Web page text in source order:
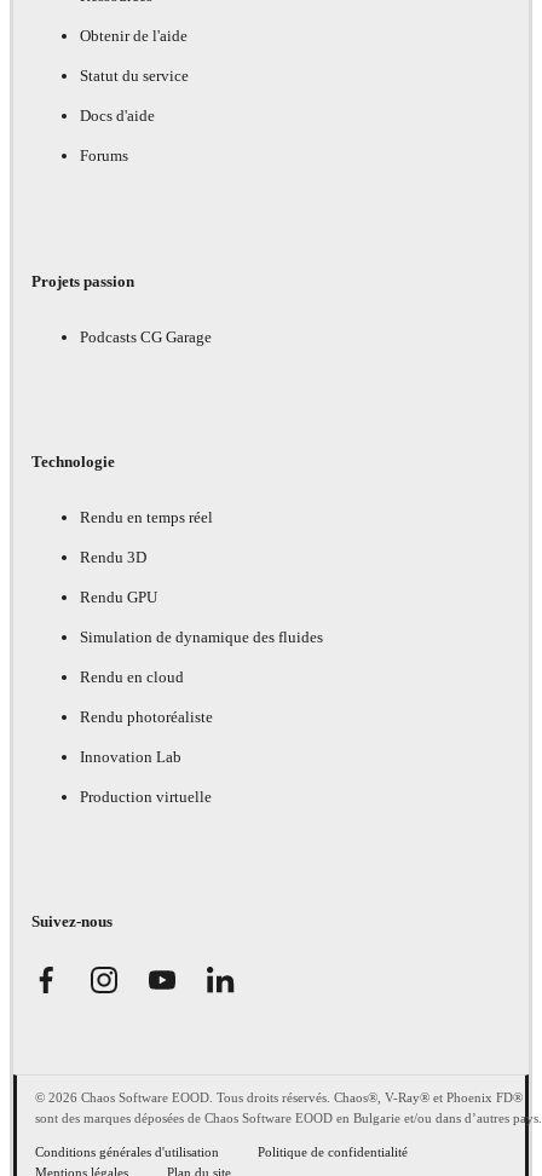
Obtenir de l'aide
Statut du service
Docs d'aide
Forums
Projets passion
Podcasts CG Garage
Technologie
Rendu en temps réel
Rendu 3D
Rendu GPU
Simulation de dynamique des fluides
Rendu en cloud
Rendu photoréaliste
Innovation Lab
Production virtuelle
Suivez-nous
© 2026 Chaos Software EOOD. Tous droits réservés. Chaos®, V-Ray® et Phoenix FD®
sont des marques déposées de Chaos Software EOOD en Bulgarie et/ou dans d’autres pays.
Conditions générales d'utilisation
Politique de confidentialité
Mentions légales
Plan du site